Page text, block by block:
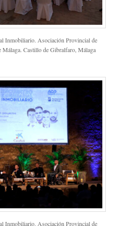
Inmobiliario. Asociación Provincial de
Málaga. Castillo de Gibralfaro, Málaga
Inmobiliario. Asociación Provincial de